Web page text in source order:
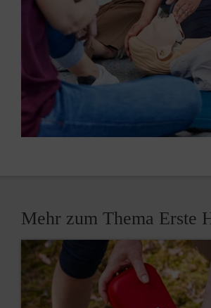
Mehr zum Thema Erste